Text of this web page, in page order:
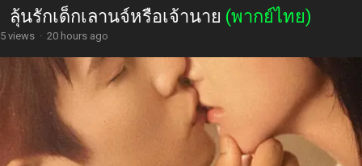
ลุ้นรักเด็กเลานจ์หรือเจ้านาย (พากย์ไทย)
5 views · 20 hours ago